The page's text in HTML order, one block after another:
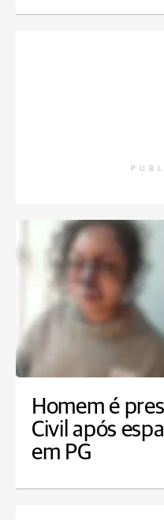
Homem é
Civil após
em PG